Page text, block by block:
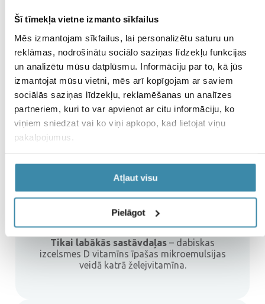
Šī tīmekļa vietne izmanto sīkfailus
Mēs izmantojam sīkfailus, lai personalizētu saturu un
reklāmas, nodrošinātu sociālo saziņas līdzekļu funkcijas
un analizētu mūsu datplūsmu. Informāciju par to, kā jūs
izmantojat mūsu vietni, mēs arī kopīgojam ar saviem
sociālās saziņas līdzekļu, reklamēšanas un analīzes
partneriem, kuri to var apvienot ar citu informāciju, ko
viņiem sniedzat vai ko viņi apkopo, kad lietojat viņu
pakalpojumus.
Atļaut visu
Pielāgot
Dabisks, garšīgs, efektīvs– izcila izvēle
bērniem!
Želejvitamīniem irdabiska augļu un ogu
(zemene un persiks)
Tikai labākās sastāvdaļas – dabiskas
izcelsmes D vitamīns īpašas mikroemulsijas
veidā katrā želejvitamīna.